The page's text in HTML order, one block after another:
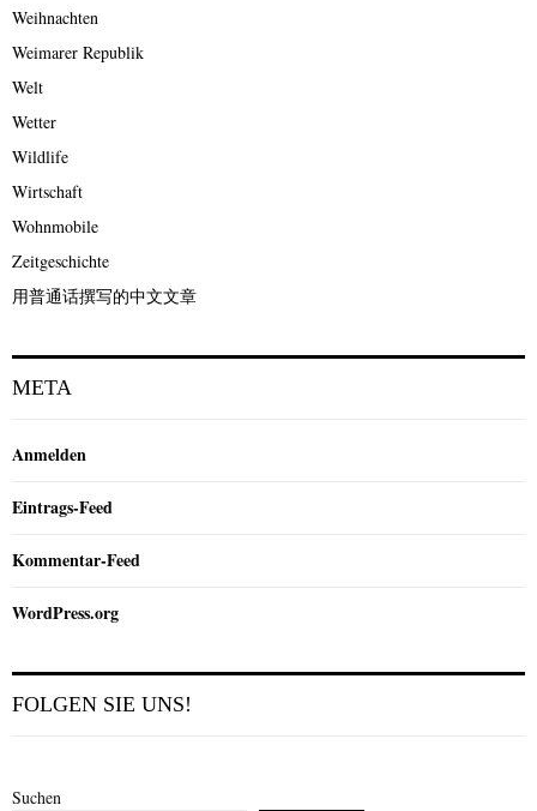
Weihnachten
Weimarer Republik
Welt
Wetter
Wildlife
Wirtschaft
Wohnmobile
Zeitgeschichte
用普通话撰写的中文文章
META
Anmelden
Eintrags-Feed
Kommentar-Feed
WordPress.org
FOLGEN SIE UNS!
Suchen